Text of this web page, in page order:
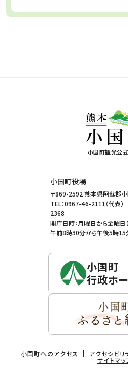
小国町観光公
小国町役場
〒869-2592熊本県阿蘇郡
TEL：0967-46-2111（代表）
2368
開庁日時：月曜日から金曜日
午前8時30分から午後5時15
小国町
行政ホ
小国町へのアクセス アクセシビリ
サイトマッ